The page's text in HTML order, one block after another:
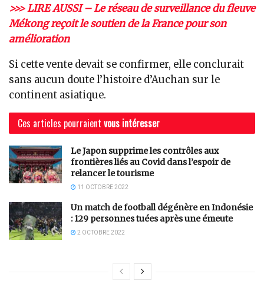
>>> LIRE AUSSI – Le réseau de surveillance du fleuve
Mékong reçoit le soutien de la France pour son
amélioration
Si cette vente devait se confirmer, elle conclurait
sans aucun doute l’histoire d’Auchan sur le
continent asiatique.
Ces articles pourraient vous intéresser
Le Japon supprime les contrôles aux
frontières liés au Covid dans l’espoir de
relancer le tourisme
11 OCTOBRE 2022
Un match de football dégénère en Indonésie
: 129 personnes tuées après une émeute
2 OCTOBRE 2022